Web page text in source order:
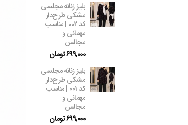
بلیز زنانه مجلسی
مشکی طرح‌دار
کد 002 | مناسب
مهمانی و
مجالس
699,000تومان
بلیز زنانه مجلسی
مشکی طرح‌دار
کد 001 | مناسب
مهمانی و
مجالس
699,000تومان